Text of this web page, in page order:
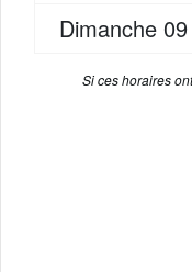
Dimanche
Si ces horaires